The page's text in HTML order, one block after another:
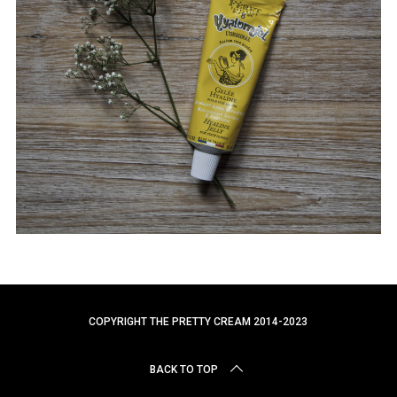
COPYRIGHT THE PRETTY CREAM 2014-2023
BACK TO TOP
r
c
h
f
o
r
: